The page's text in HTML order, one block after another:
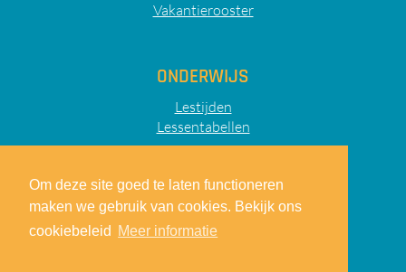
Om deze site goed te laten functioneren
maken we gebruik van cookies. Bekijk ons
cookiebeleid
Meer informatie
Vakantierooster
ONDERWIJS
Lestijden
Lessentabellen
Sitemap Privacy